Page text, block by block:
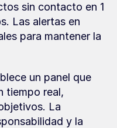
sin contacto en 1
Las alertas en
para mantener la
un panel que
tiempo real,
La
y la